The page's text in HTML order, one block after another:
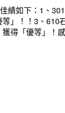
績如下：1、
」！！3、
得「優等」！